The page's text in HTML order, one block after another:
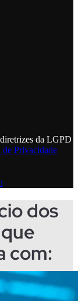
da LGPD
de Privacidade
dos
com: